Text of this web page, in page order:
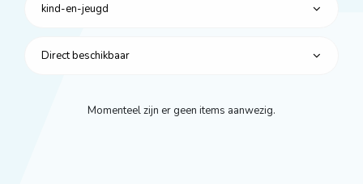
kind-en-jeugd
Direct beschikbaar
Momenteel zijn er geen items aanwezig.